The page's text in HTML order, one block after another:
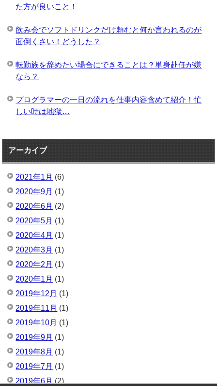
た方が良いこと！
飲み会でソフトドリンクだけ頼むと何か言われるのが
面倒くさい！どうした？
転勤族を辞めたい場合にできることは？単身赴任が嫌
なら？
プログラマーの一日の流れを仕事内容含めて紹介！忙
しい時は地獄…
アーカイブ
2021年1月 (6)
2020年9月 (1)
2020年6月 (2)
2020年5月 (1)
2020年4月 (1)
2020年3月 (1)
2020年2月 (1)
2020年1月 (1)
2019年12月 (1)
2019年11月 (1)
2019年10月 (1)
2019年9月 (1)
2019年8月 (1)
2019年7月 (1)
2019年6月 (2)